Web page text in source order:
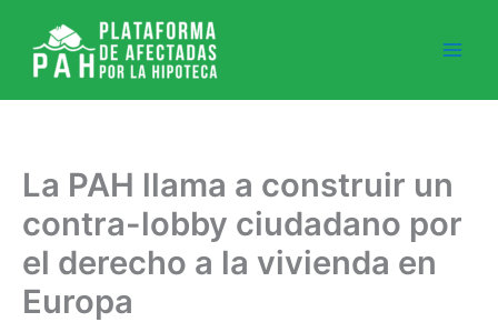
contenido
La PAH llama a construir un
contra-lobby ciudadano por
el derecho a la vivienda en
Europa